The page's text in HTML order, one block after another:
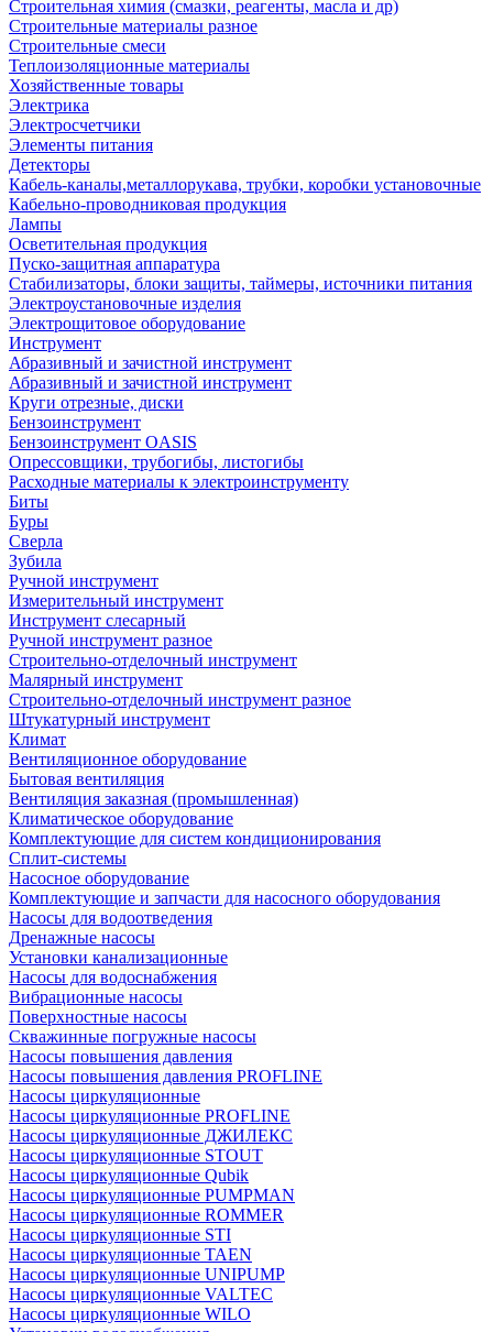
Строительная химия (смазки, реагенты, масла и др)
Строительные материалы разное
Строительные смеси
Теплоизоляционные материалы
Хозяйственные товары
Электрика
Электросчетчики
Элементы питания
Детекторы
Кабель-каналы,металлорукава, трубки, коробки установочные
Кабельно-проводниковая продукция
Лампы
Осветительная продукция
Пуско-защитная аппаратура
Стабилизаторы, блоки защиты, таймеры, источники питания
Электроустановочные изделия
Электрощитовое оборудование
Инструмент
Абразивный и зачистной инструмент
Абразивный и зачистной инструмент
Круги отрезные, диски
Бензоинструмент
Бензоинструмент OASIS
Опрессовщики, трубогибы, листогибы
Расходные материалы к электроинструменту
Биты
Буры
Сверла
Зубила
Ручной инструмент
Измерительный инструмент
Инструмент слесарный
Ручной инструмент разное
Строительно-отделочный инструмент
Малярный инструмент
Строительно-отделочный инструмент разное
Штукатурный инструмент
Климат
Вентиляционное оборудование
Бытовая вентиляция
Вентиляция заказная (промышленная)
Климатическое оборудование
Комплектующие для систем кондиционирования
Сплит-системы
Насосное оборудование
Комплектующие и запчасти для насосного оборудования
Насосы для водоотведения
Дренажные насосы
Установки канализационные
Насосы для водоснабжения
Вибрационные насосы
Поверхностные насосы
Скважинные погружные насосы
Насосы повышения давления
Насосы повышения давления PROFLINE
Насосы циркуляционные
Насосы циркуляционные PROFLINE
Насосы циркуляционные ДЖИЛЕКС
Насосы циркуляционные STOUT
Насосы циркуляционные Qubik
Насосы циркуляционные PUMPMAN
Насосы циркуляционные ROMMER
Насосы циркуляционные STI
Насосы циркуляционные TAEN
Насосы циркуляционные UNIPUMP
Насосы циркуляционные VALTEC
Насосы циркуляционные WILO